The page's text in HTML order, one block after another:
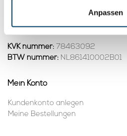
Anpassen
info@staalkabelstunter.com
Telefonnummer:+31488410119
KVK nummer: 78463092
BTW nummer: NL861410002B01
Mein Konto
Kundenkonto anlegen
Meine Bestellungen